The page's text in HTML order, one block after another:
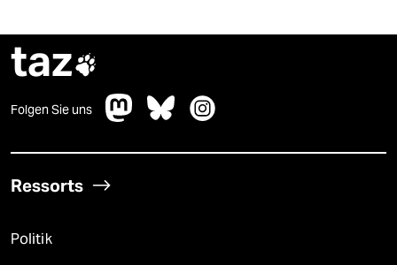
taz
Folgen Sie uns
Ressorts
Politik